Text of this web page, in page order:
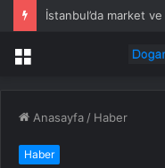
Menü
Anasayfa / Haber
Haber